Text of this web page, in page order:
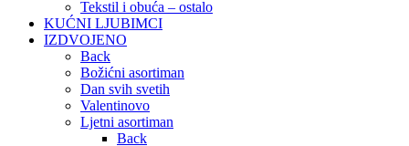
Tekstil i obuća – ostalo
KUĆNI LJUBIMCI
IZDVOJENO
Back
Božićni asortiman
Dan svih svetih
Valentinovo
Ljetni asortiman
Back